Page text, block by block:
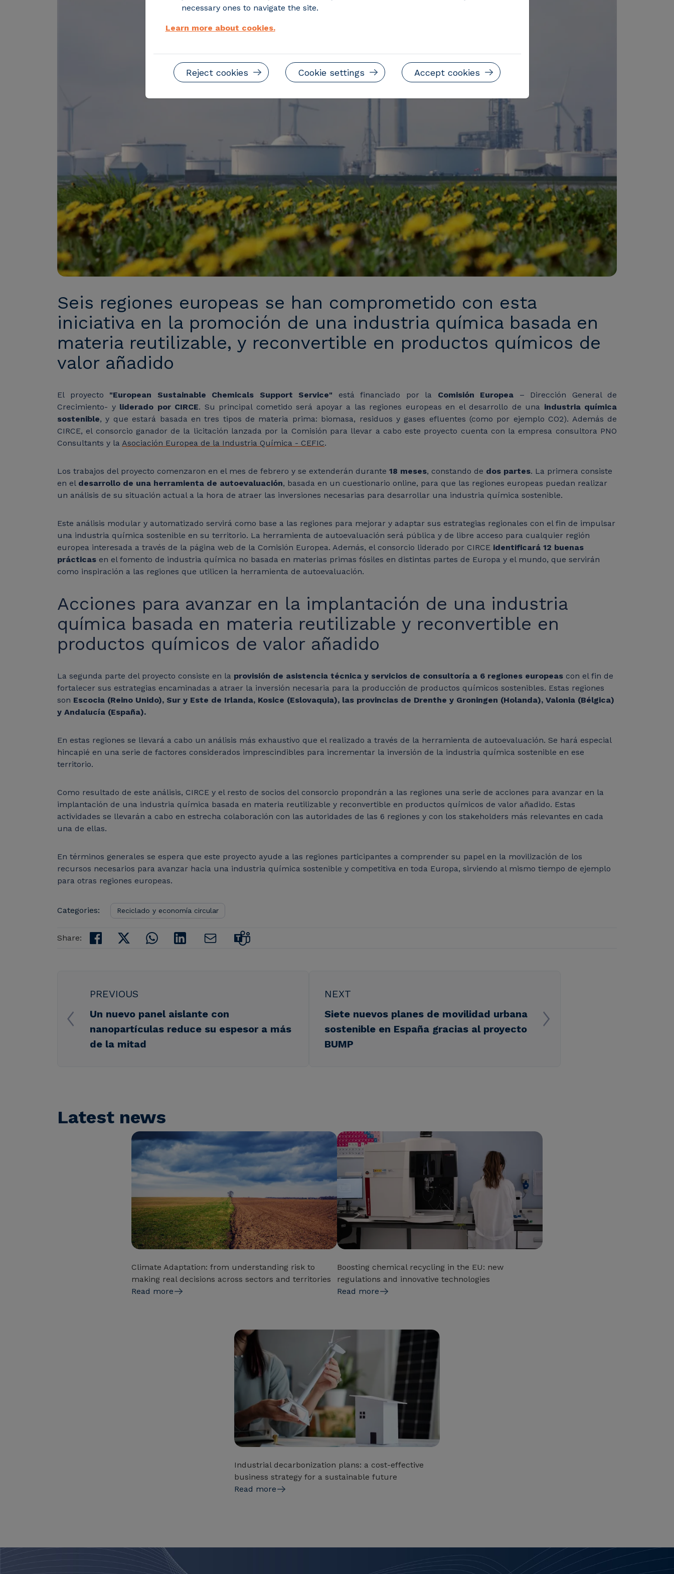
Seis regiones europeas se han comprometido con esta
iniciativa en la promoción de una industria química basada en
materia reutilizable, y reconvertible en productos químicos de
valor añadido
El proyecto "European Sustainable Chemicals Support Service" está financiado por la Comisión Europea – Dirección General de
Crecimiento- y liderado por CIRCE. Su principal cometido será apoyar a las regiones europeas en el desarrollo de una industria química
sostenible, y que estará basada en tres tipos de materia prima: biomasa, residuos y gases efluentes (como por ejemplo CO2). Además de
CIRCE, el consorcio ganador de la licitación lanzada por la Comisión para llevar a cabo este proyecto cuenta con la empresa consultora PNO
Consultants y la Asociación Europea de la Industria Química - CEFIC.
Los trabajos del proyecto comenzaron en el mes de febrero y se extenderán durante 18 meses, constando de dos partes. La primera consiste
en el desarrollo de una herramienta de autoevaluación, basada en un cuestionario online, para que las regiones europeas puedan realizar
un análisis de su situación actual a la hora de atraer las inversiones necesarias para desarrollar una industria química sostenible.
Este análisis modular y automatizado servirá como base a las regiones para mejorar y adaptar sus estrategias regionales con el fin de impulsar
una industria química sostenible en su territorio. La herramienta de autoevaluación será pública y de libre acceso para cualquier región
europea interesada a través de la página web de la Comisión Europea. Además, el consorcio liderado por CIRCE identificará 12 buenas
prácticas en el fomento de industria química no basada en materias primas fósiles en distintas partes de Europa y el mundo, que servirán
como inspiración a las regiones que utilicen la herramienta de autoevaluación.
Acciones para avanzar en la implantación de una industria
química basada en materia reutilizable y reconvertible en
productos químicos de valor añadido
La segunda parte del proyecto consiste en la provisión de asistencia técnica y servicios de consultoría a 6 regiones europeas con el fin de
fortalecer sus estrategias encaminadas a atraer la inversión necesaria para la producción de productos químicos sostenibles. Estas regiones
son Escocia (Reino Unido), Sur y Este de Irlanda, Kosice (Eslovaquia), las provincias de Drenthe y Groningen (Holanda), Valonia (Bélgica)
y Andalucía (España).
En estas regiones se llevará a cabo un análisis más exhaustivo que el realizado a través de la herramienta de autoevaluación. Se hará especial
hincapié en una serie de factores considerados imprescindibles para incrementar la inversión de la industria química sostenible en ese
territorio.
Como resultado de este análisis, CIRCE y el resto de socios del consorcio propondrán a las regiones una serie de acciones para avanzar en la
implantación de una industria química basada en materia reutilizable y reconvertible en productos químicos de valor añadido. Estas
actividades se llevarán a cabo en estrecha colaboración con las autoridades de las 6 regiones y con los stakeholders más relevantes en cada
una de ellas.
En términos generales se espera que este proyecto ayude a las regiones participantes a comprender su papel en la movilización de los
recursos necesarios para avanzar hacia una industria química sostenible y competitiva en toda Europa, sirviendo al mismo tiempo de ejemplo
para otras regiones europeas.
Categories: Reciclado y economía circular
Share:
PREVIOUS
Un nuevo panel aislante con
nanopartículas reduce su espesor a más
de la mitad
NEXT
Siete nuevos planes de movilidad urbana
sostenible en España gracias al proyecto
BUMP
Latest news
Climate Adaptation: from understanding risk to
making real decisions across sectors and territories
Read more
Boosting chemical recycling in the EU: new
regulations and innovative technologies
Read more
Industrial decarbonization plans: a cost-effective
business strategy for a sustainable future
Read more
necessary ones to navigate the site.
Learn more about cookies.
Reject cookies Cookie settings Accept cookies